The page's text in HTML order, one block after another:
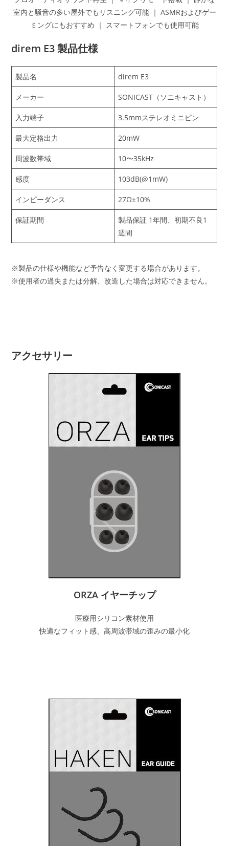
室内と騒音の多い屋外でもリスニング可能 ｜ ASMRおよびゲー
ミングにもおすすめ ｜ スマートフォンでも使用可能
direm E3 製品仕様
製品名 direm E3
メーカー SONICAST（ソニキャスト）
入力端子 3.5mmステレオミニピン
最大定格出力 20mW
周波数帯域 10〜35kHz
感度 103dB(@1mW)
インピーダンス 27Ω±10%
保証期間
製品保証 1年間、初期不良1
週間
※製品の仕様や機能など予告なく変更する場合があります。
※使用者の過失または分解、改造した場合は対応できません。
アクセサリー
ORZA​ イヤーチップ
医療用シリコン素材使用
快適なフィット感、高周波帯域の歪みの最小化